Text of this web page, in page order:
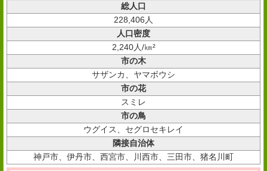
総人口
228,406人
人口密度
2,240人/㎞²
市の木
サザンカ、ヤマボウシ
市の花
スミレ
市の鳥
ウグイス、セグロセキレイ
隣接自治体
神戸市、伊丹市、西宮市、川西市、三田市、猪名川町